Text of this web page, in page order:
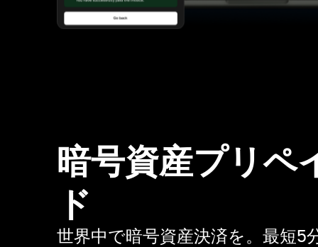
暗号資産プリペ
ド
世界中で暗号資産決済を。最短5